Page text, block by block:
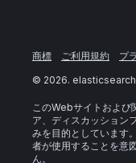
商標 ご利用規約 プ
© 2026.
このWebサイトおよび
ア、ディスカッション
みを目的としています
者が使用することを意
ん。